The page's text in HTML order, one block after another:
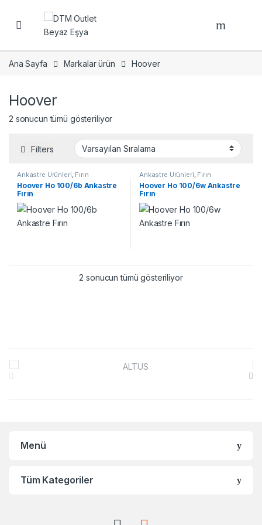
Open
Ana Sayfa Markalar ürün Hoover
Hoover
2 sonucun tümü gösteriliyor
Filters
Ankastre Ürünleri, Fırın
Hoover Ho 100/6b Ankastre
Fırın
Ankastre Ürünleri, Fırın
Hoover Ho 100/6w Ankastre
Fırın
2 sonucun tümü gösteriliyor
Brands Carousel
Menü
Tüm Kategoriler